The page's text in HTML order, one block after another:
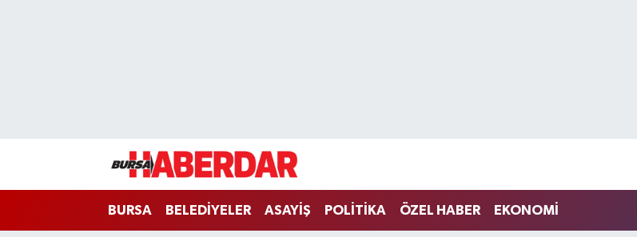
BURSA BELEDİYELER ASAYİŞ POLİTİKA ÖZEL HABER EKONOMİ
Tüm Manşetler